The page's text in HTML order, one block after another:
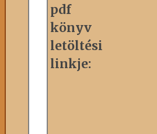
pdf
könyv
letöltési
linkje: